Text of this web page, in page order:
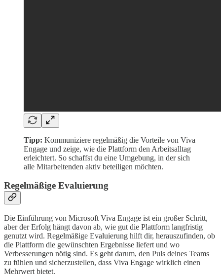
Tipp: Kommuniziere regelmäßig die Vorteile von Viva
Engage und zeige, wie die Plattform den Arbeitsalltag
erleichtert. So schaffst du eine Umgebung, in der sich
alle Mitarbeitenden aktiv beteiligen möchten.
Regelmäßige Evaluierung
Die Einführung von Microsoft Viva Engage ist ein großer Schritt,
aber der Erfolg hängt davon ab, wie gut die Plattform langfristig
genutzt wird. Regelmäßige Evaluierung hilft dir, herauszufinden, ob
die Plattform die gewünschten Ergebnisse liefert und wo
Verbesserungen nötig sind. Es geht darum, den Puls deines Teams
zu fühlen und sicherzustellen, dass Viva Engage wirklich einen
Mehrwert bietet.